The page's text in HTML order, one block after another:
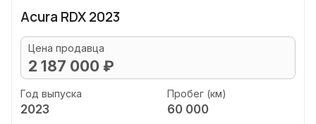
Acura RDX 2023
Цена продавца
2 187 000 ₽
Год выпуска
2023
Пробег (км)
60 000